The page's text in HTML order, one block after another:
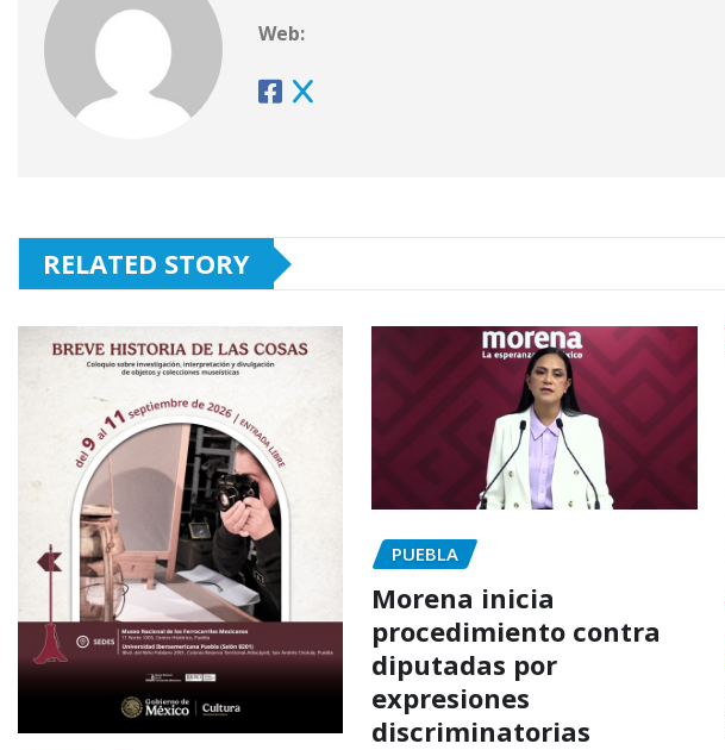
Web:
RELATED STORY
PUEBLA
Morena inicia
procedimiento contra
diputadas por
expresiones
discriminatorias